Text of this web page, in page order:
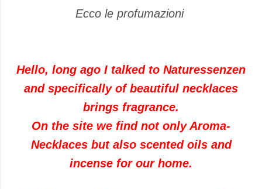
Ecco le profumazioni
Hello, long ago I talked to Naturessenzen
and specifically of beautiful necklaces
brings fragrance.
On the site we find not only Aroma-
Necklaces but also scented oils and
incense for our home.